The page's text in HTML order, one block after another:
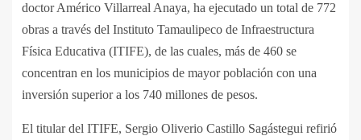
doctor Américo Villarreal Anaya, ha ejecutado un total de 772
obras a través del Instituto Tamaulipeco de Infraestructura
Física Educativa (ITIFE), de las cuales, más de 460 se
concentran en los municipios de mayor población con una
inversión superior a los 740 millones de pesos.
El titular del ITIFE, Sergio Oliverio Castillo Sagástegui refirió